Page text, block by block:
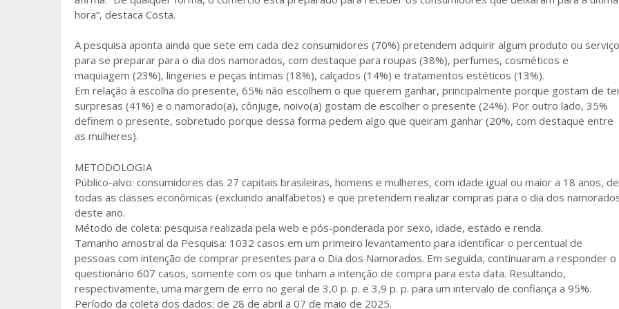
hora”, destaca Costa.
A pesquisa aponta ainda que sete em cada dez consumidores (70%) pretendem adquirir algum produto ou serviço
para se preparar para o dia dos namorados, com destaque para roupas (38%), perfumes, cosméticos e
maquiagem (23%), lingeries e peças íntimas (18%), calçados (14%) e tratamentos estéticos (13%).
Em relação à escolha do presente, 65% não escolhem o que querem ganhar, principalmente porque gostam de
surpresas (41%) e o namorado(a), cônjuge, noivo(a) gostam de escolher o presente (24%). Por outro lado, 35%
definem o presente, sobretudo porque dessa forma pedem algo que queiram ganhar (20%, com destaque entre
as mulheres).
METODOLOGIA
Público-alvo: consumidores das 27 capitais brasileiras, homens e mulheres, com idade igual ou maior a 18 anos, de
todas as classes econômicas (excluindo analfabetos) e que pretendem realizar compras para o dia dos
deste ano.
Método de coleta: pesquisa realizada pela web e pós-ponderada por sexo, idade, estado e renda.
Tamanho amostral da Pesquisa: 1032 casos em um primeiro levantamento para identificar o percentual de
pessoas com intenção de comprar presentes para o Dia dos Namorados. Em seguida, continuaram a responder o
questionário 607 casos, somente com os que tinham a intenção de compra para esta data. Resultando,
respectivamente, uma margem de erro no geral de 3,0 p. p. e 3,9 p. p. para um intervalo de confiança a 95%.
Período da coleta dos dados: de 28 de abril a 07 de maio de 2025.